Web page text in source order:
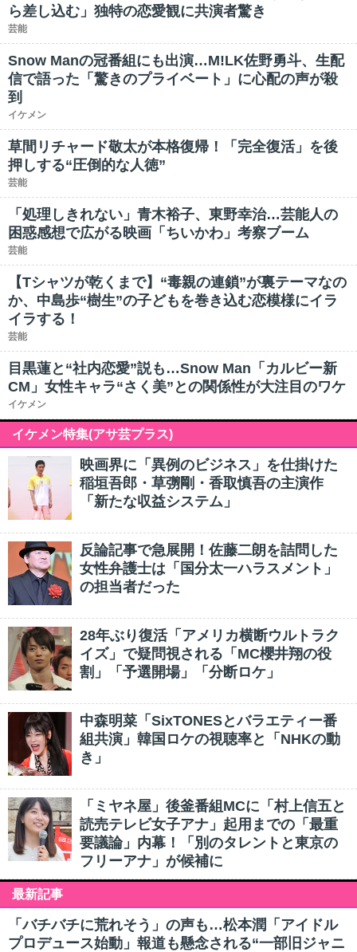
ら差し込む」独特の恋愛観に共演者驚き
芸能
Snow Manの冠番組にも出演…M!LK佐野勇斗、生配
信で語った「驚きのプライベート」に心配の声が殺
到
イケメン
草間リチャード敬太が本格復帰！「完全復活」を後
押しする“圧倒的な人徳”
芸能
「処理しきれない」青木裕子、東野幸治…芸能人の
困惑感想で広がる映画「ちいかわ」考察ブーム
芸能
【Tシャツが乾くまで】“毒親の連鎖”が裏テーマなの
か、中島歩“樹生”の子どもを巻き込む恋模様にイラ
イラする！
芸能
目黒蓮と“社内恋愛”説も…Snow Man「カルビー新
CM」女性キャラ“さく美”との関係性が大注目のワケ
イケメン
イケメン特集(アサ芸プラス)
映画界に「異例のビジネス」を仕掛けた
稲垣吾郎・草彅剛・香取慎吾の主演作
「新たな収益システム」
反論記事で急展開！佐藤二朗を詰問した
女性弁護士は「国分太一ハラスメント」
の担当者だった
28年ぶり復活「アメリカ横断ウルトラク
イズ」で疑問視される「MC櫻井翔の役
割」「予選開場」「分断ロケ」
中森明菜「SixTONESとバラエティー番
組共演」韓国ロケの視聴率と「NHKの動
き」
「ミヤネ屋」後釜番組MCに「村上信五と
読売テレビ女子アナ」起用までの「最重
要議論」内幕！「別のタレントと東京の
フリーアナ」が候補に
最新記事
「バチバチに荒れそう」の声も…松本潤「アイドル
プロデュース始動」報道も懸念される“一部旧ジャニ